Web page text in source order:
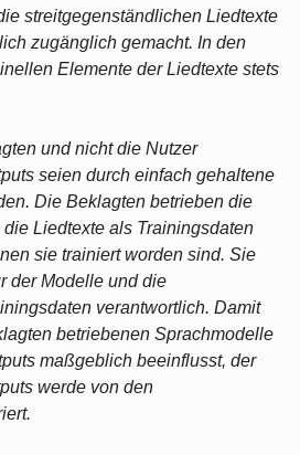
streitgegenständlichen Liedtexte
zugänglich gemacht. In den
Elemente der Liedtexte stets
und nicht die Nutzer
seien durch einfach gehaltene
Die Beklagten betrieben die
Liedtexte als Trainingsdaten
sie trainiert worden sind. Sie
der Modelle und die
verantwortlich. Damit
betriebenen Sprachmodelle
maßgeblich beeinflusst, der
werde von den